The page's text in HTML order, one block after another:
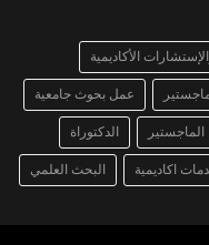
الأكاديمية
عمل بحوث جامعية
الماجستير الدكتوراة
اكاديمية البحث العلمي